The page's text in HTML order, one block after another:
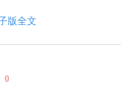
版全文
0